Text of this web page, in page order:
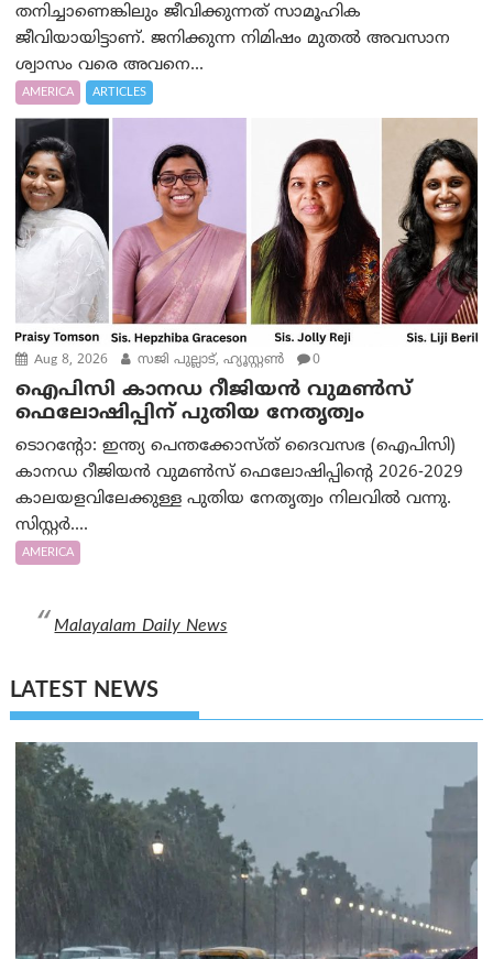
തനിച്ചാണെങ്കിലും ജീവിക്കുന്നത് സാമൂഹിക
ജീവിയായിട്ടാണ്. ജനിക്കുന്ന നിമിഷം മുതൽ അവസാന
ശ്വാസം വരെ അവനെ...
AMERICA ARTICLES
Aug 8, 2026 സജി പുല്ലാട്, ഹ്യൂസ്റ്റൺ 0
ഐപിസി കാനഡ റീജിയൻ വുമൺസ്
ഫെലോഷിപ്പിന് പുതിയ നേതൃത്വം
ടൊറന്റോ: ഇന്ത്യ പെന്തക്കോസ്ത് ദൈവസഭ (ഐപിസി)
കാനഡ റീജിയൻ വുമൺസ് ഫെലോഷിപ്പിന്റെ 2026-2029
കാലയളവിലേക്കുള്ള പുതിയ നേതൃത്വം നിലവിൽ വന്നു.
സിസ്റ്റർ....
AMERICA
Malayalam Daily News
LATEST NEWS